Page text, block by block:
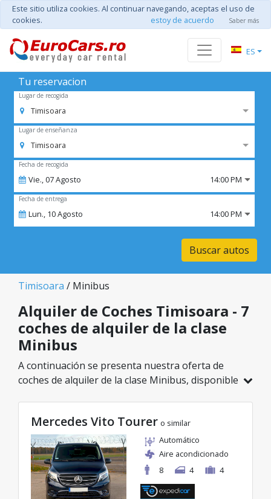
Este sitio utiliza cookies. Al continuar navegando, aceptas el uso de
cookies.
estoy de acuerdo Saber más
ES
Tu reservacion
Lugar de recogida
Timisoara
Lugar de enseñanza
Timisoara
Fecha de recogida
Vie.,07Agosto 14:00 PM
Fecha de entrega
Lun., 10Agosto 14:00 PM
Buscar autos
Timisoara / Minibus
Alquiler de Coches Timisoara - 7
coches de alquiler de la clase
Minibus
A continuación se presenta nuestra oferta de
coches de alquiler de la clase Minibus, disponible
categoría seleccionada, con tarifas excelentes
desde solo 80€/día.
Mercedes Vito Tourer o similar
Automático
Aire acondicionado
8
4 4